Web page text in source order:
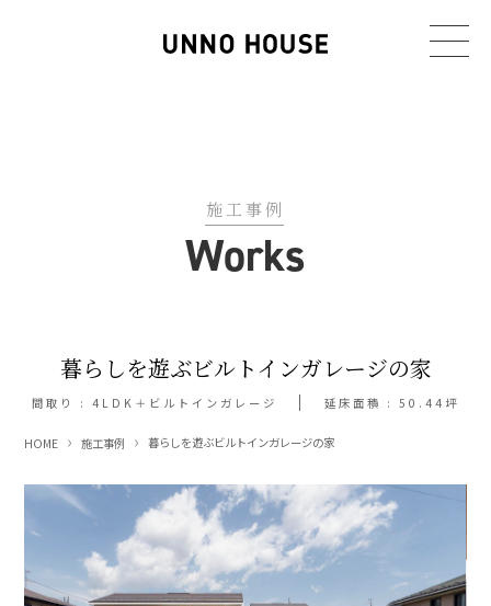
施工事例
Works
暮らしを遊ぶビルトインガレージの家
間取り : 4LDK＋ビルトインガレージ 延床面積 : 50.44坪
HOME 施工事例 暮らしを遊ぶビルトインガレージの家